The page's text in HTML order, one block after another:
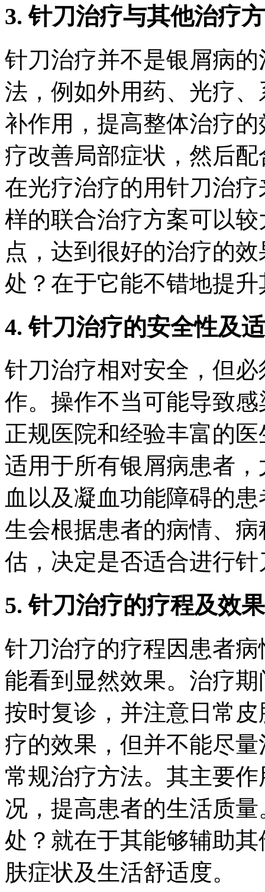
3. 针刀治疗与其他治疗
针刀治疗并不是银屑病
法，例如外用药、光疗
补作用，提高整体治疗
疗改善局部症状，然后
在光疗治疗的用针刀治
样的联合治疗方案可以
点，达到很好的治疗的
处？在于它能不错地提
4. 针刀治疗的安全性及
针刀治疗相对安全，但
作。操作不当可能导致
正规医院和经验丰富的
适用于所有银屑病患者
血以及凝血功能障碍的
生会根据患者的病情、
估，决定是否适合进行
5. 针刀治疗的疗程及效果
针刀治疗的疗程因患者
能看到显然效果。治疗
按时复诊，并注意日常
疗的效果，但并不能尽
常规治疗方法。其主要
况，提高患者的生活质
处？就在于其能够辅助
肤症状及生活舒适度。